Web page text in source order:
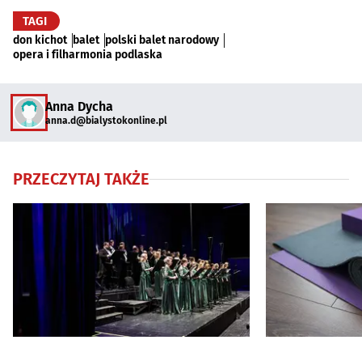
TAGI
don kichot balet polski balet narodowy
opera i filharmonia podlaska
Anna Dycha
anna.d@bialystokonline.pl
PRZECZYTAJ TAKŻE